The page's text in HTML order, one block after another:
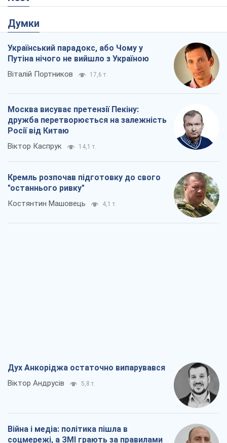
Думки
Український парадокс, або Чому у
Путіна нічого не вийшло з Україною
Віталій Портников 17,6 т.
Москва висуває претензії Пекіну:
дружба перетворюється на залежність
Росії від Китаю
Віктор Каспрук 14,1 т.
Кремль розпочав підготовку до свого
"останнього ривку"
Костянтин Машовець 4,1 т.
Дух Анкоріджа остаточно випарувався
Віктор Андрусів 5,8 т.
Війна і медіа: політика пішла в
соцмережі, а ЗМІ грають за правилами